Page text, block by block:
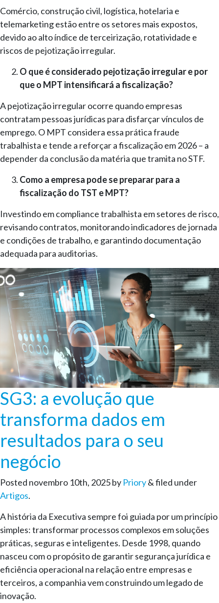
Comércio, construção civil, logística, hotelaria e
telemarketing estão entre os setores mais expostos,
devido ao alto índice de terceirização, rotatividade e
riscos de pejotização irregular.
O que é considerado pejotização irregular e por
que o MPT intensificará a fiscalização?
A pejotização irregular ocorre quando empresas
contratam pessoas jurídicas para disfarçar vínculos de
emprego. O MPT considera essa prática fraude
trabalhista e tende a reforçar a fiscalização em 2026 – a
depender da conclusão da matéria que tramita no STF.
Como a empresa pode se preparar para a
fiscalização do TST e MPT?
Investindo em compliance trabalhista em setores de risco,
revisando contratos, monitorando indicadores de jornada
e condições de trabalho, e garantindo documentação
adequada para auditorias.
SG3: a evolução que
transforma dados em
resultados para o seu
negócio
Posted novembro 10th, 2025by Priory&filed under
Artigos.
A história da Executiva sempre foi guiada por um princípio
simples: transformar processos complexos em soluções
práticas, seguras e inteligentes. Desde 1998, quando
nasceu com o propósito de garantir segurança jurídica e
eficiência operacional na relação entre empresas e
terceiros, a companhia vem construindo um legado de
inovação.